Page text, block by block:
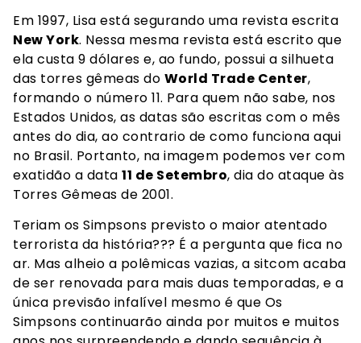
Em 1997, Lisa está segurando uma revista escrita
New York. Nessa mesma revista está escrito que
ela custa 9 dólares e, ao fundo, possui a silhueta
das torres gêmeas do World Trade Center,
formando o número 11. Para quem não sabe, nos
Estados Unidos, as datas são escritas com o mês
antes do dia, ao contrario de como funciona aqui
no Brasil. Portanto, na imagem podemos ver com
exatidão a data 11 de Setembro, dia do ataque às
Torres Gêmeas de 2001.
Teriam os Simpsons previsto o maior atentado
terrorista da história??? É a pergunta que fica no
ar. Mas alheio a polêmicas vazias, a sitcom acaba
de ser renovada para mais duas temporadas, e a
única previsão infalível mesmo é que Os
Simpsons continuarão ainda por muitos e muitos